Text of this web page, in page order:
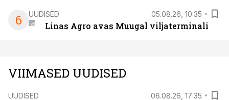
6 UUDISED 05.08.26, 10:35
Linas Agro avas Muugal viljaterminali
VIIMASED UUDISED
UUDISED 06.08.26, 17:35